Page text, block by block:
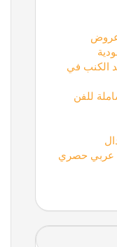
عروض
الكنب في
للفن
عربي حصري